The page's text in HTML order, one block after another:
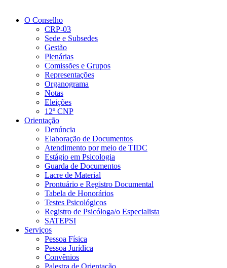
O Conselho
CRP-03
Sede e Subsedes
Gestão
Plenárias
Comissões e Grupos
Representações
Organograma
Notas
Eleições
12º CNP
Orientação
Denúncia
Elaboração de Documentos
Atendimento por meio de TIDC
Estágio em Psicologia
Guarda de Documentos
Lacre de Material
Prontuário e Registro Documental
Tabela de Honorários
Testes Psicológicos
Registro de Psicóloga/o Especialista
SATEPSI
Serviços
Pessoa Física
Pessoa Jurídica
Convênios